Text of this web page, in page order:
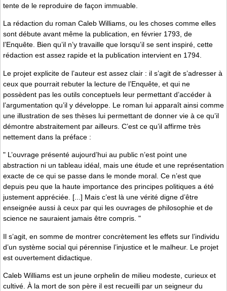
tente de le reproduire de façon immuable.
La rédaction du roman Caleb Williams, ou les choses comme elles
sont débute avant même la publication, en février 1793, de
l’Enquête. Bien qu’il n’y travaille que lorsqu’il se sent inspiré, cette
rédaction est assez rapide et la publication intervient en 1794.
Le projet explicite de l’auteur est assez clair : il s’agit de s’adresser à
ceux que pourrait rebuter la lecture de l’Enquête, et qui ne
possèdent pas les outils conceptuels leur permettant d’accéder à
l’argumentation qu’il y développe. Le roman lui apparaît ainsi comme
une illustration de ses thèses lui permettant de donner vie à ce qu’il
démontre abstraitement par ailleurs. C’est ce qu’il affirme très
nettement dans la préface :
" L’ouvrage présenté aujourd’hui au public n’est point une
abstraction ni un tableau idéal, mais une étude et une représentation
exacte de ce qui se passe dans le monde moral. Ce n’est que
depuis peu que la haute importance des principes politiques a été
justement appréciée. [...] Mais c’est là une vérité digne d’être
enseignée aussi à ceux par qui les ouvrages de philosophie et de
science ne sauraient jamais être compris. "
Il s’agit, en somme de montrer concrètement les effets sur l’individu
d’un système social qui pérennise l’injustice et le malheur. Le projet
est ouvertement didactique.
Caleb Williams est un jeune orphelin de milieu modeste, curieux et
cultivé. À la mort de son père il est recueilli par un seigneur du